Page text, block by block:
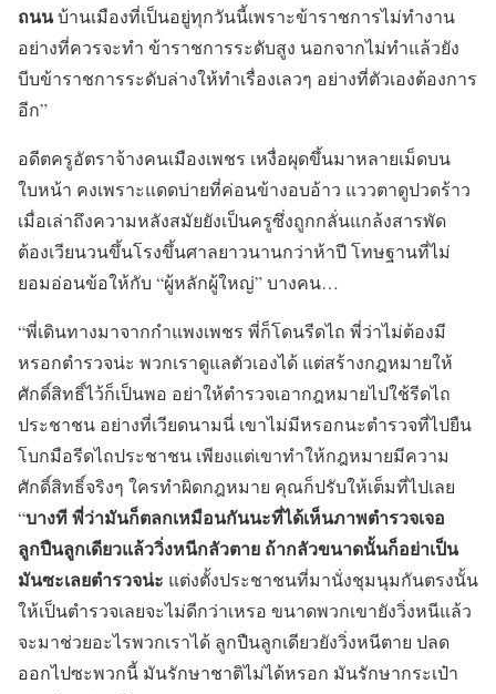
ถนนบ้านเมืองที่เป็นอยู่ทุกวันนี้เพราะข้าราชการไม่ทำงาน
อย่างที่ควรจะทำ ข้าราชการระดับสูง นอกจากไม่ทำแล้วยัง
บีบข้าราชการระดับล่างให้ทำเรื่องเลวๆ อย่างที่ตัวเองต้องการ
อีก”
อดีตครูอัตราจ้างคนเมืองเพชร เหงื่อผุดขึ้นมาหลายเม็ดบน
ใบหน้า คงเพราะแดดบ่ายที่ค่อนข้างอบอ้าว แววตาดูปวดร้าว
เมื่อเล่าถึงความหลังสมัยยังเป็นครูซึ่งถูกกลั่นแกล้งสารพัด
ต้องเวียนวนขึ้นโรงขึ้นศาลยาวนานกว่าห้าปี โทษฐานที่ไม่
ยอมอ่อนข้อให้กับ “ผู้หลักผู้ใหญ่” บางคน…
“พี่เดินทางมาจากกำแพงเพชร พี่ก็โดนรีดไถ พี่ว่าไม่ต้องมี
หรอกตำรวจน่ะ พวกเราดูแลตัวเองได้ แต่สร้างกฎหมายให้
ศักดิ์สิทธิ์ไว้ก็เป็นพอ อย่าให้ตำรวจเอากฎหมายไปใช้รีดไถ
ประชาชน อย่างที่เวียดนามนี่ เขาไม่มีหรอกนะตำรวจที่ไปยืน
โบกมือรีดไถประชาชน เพียงแต่เขาทำให้กฎหมายมีความ
ศักดิ์สิทธิ์จริงๆ ใครทำผิดกฎหมาย คุณก็ปรับให้เต็มที่ไปเลย
“บางที พี่ว่ามันก็ตลกเหมือนกันนะที่ได้เห็นภาพตำรวจเจอ
ลูกปืนลูกเดียวแล้ววิ่งหนีกลัวตาย ถ้ากลัวขนาดนั้นก็อย่าเป็น
มันซะเลยตำรวจน่ะ แต่งตั้งประชาชนที่มานั่งชุมนุมกันตรงนั้น
ให้เป็นตำรวจเลยจะไม่ดีกว่าเหรอ ขนาดพวกเขายังวิ่งหนีแล้ว
จะมาช่วยอะไรพวกเราได้ ลูกปืนลูกเดียวยังวิ่งหนีตาย ปลด
ออกไปซะพวกนี้ มันรักษาชาติไม่ได้หรอก มันรักษากระเป๋า